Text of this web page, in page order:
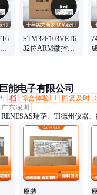
、ad706jr通用运放、op42gsz
、ad8417brmz放大器、
、hmc326ms8ge放大器、
放、ad848jrz通用运放
STM32F103VET6
32位ARM微控制
能电子有限公司
档 综合体验L1 回复及时
广东深圳
瑞萨、TI德州仪器、
产芯片替代、XILINX/赛灵思
接口芯片、DSP数字信号处理
、存储芯片、以太网控制芯片
微爱芯、转换芯片、芯科、三
原装